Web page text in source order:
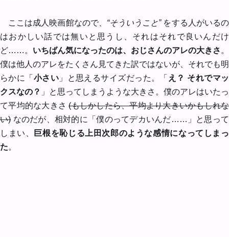
ここは成人映画館なので、 “そういうこと”をする人がいるの
はおかしい話では無いと思うし、それはそれで良いんだけ
ど……。 いちばん気になったのは、おじさんのアレの大きさ 。
僕は他人のアレをたくさん見てきた訳ではないが、それでも明
らかに「 小さい 」と思えるサイズだった。「 え？ それでマッ
クスなの？ 」と思ってしまうような大きさ。僕のアレはいたっ
て平均的な大きさ(もしかしたら、平均より大きいかもしれな
い)なのだが、相対的に「僕のってデカいんだ……」と思って
しまい、
巨根を恥じる上田次郎のような感情になってしまっ
た。